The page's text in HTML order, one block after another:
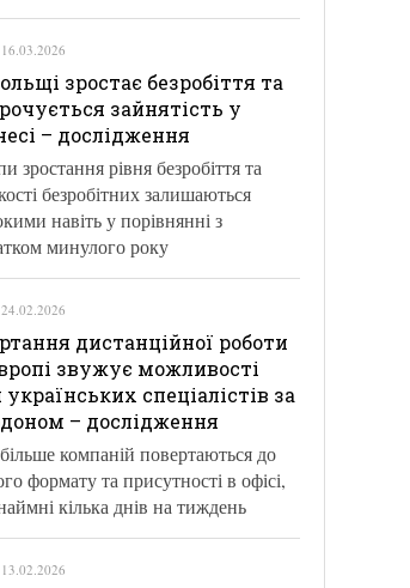
зростає безробіття та
зайнятість у
– дослідження
зростання рівня безробіття та
безробітних залишаються
навіть у порівнянні з
минулого року
дистанційної роботи
звужує можливості
українських спеціалістів за
– дослідження
компаній повертаються до
формату та присутності в офісі,
кілька днів на тиждень